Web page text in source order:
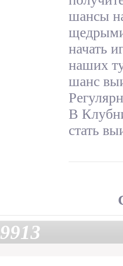
шансы
начать
наших
шанс
В
стать
9913